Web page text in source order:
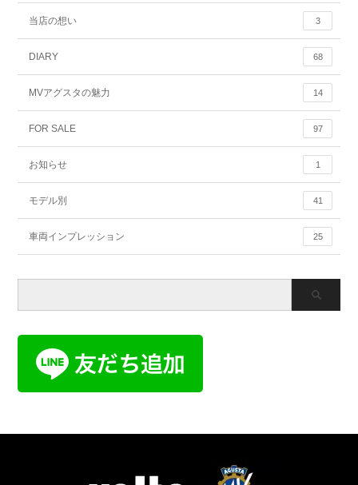
当店の想い 3
DIARY 68
MVアグスタの魅力 14
FOR SALE 97
お知らせ 1
モデル別 41
車両インプレッション 25